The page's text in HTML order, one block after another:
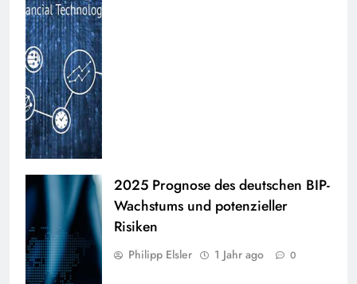
2025 Prognose des deutschen BIP-
Wachstums und potenzieller
Risiken
Philipp Elsler 1 Jahr ago 0